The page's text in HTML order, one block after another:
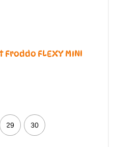
FLEXY MINI
29 30